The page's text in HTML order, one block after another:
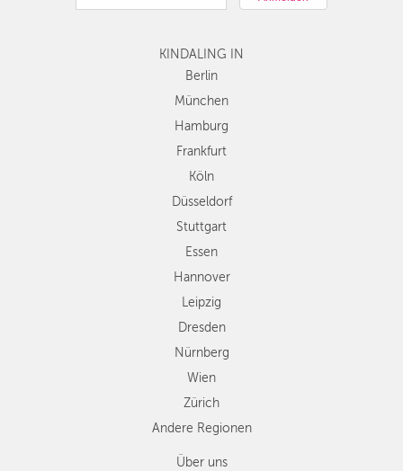
Hamburg
Köln
Düsseldorf
Stuttgart
Essen
Dresden
Nürnberg
Wien
Zürich
Andere
Regionen
KINDALING IN
Berlin
München
Hamburg
Frankfurt
Köln
Düsseldorf
Stuttgart
Essen
Hannover
Leipzig
Dresden
Nürnberg
Wien
Zürich
Andere Regionen
Über uns